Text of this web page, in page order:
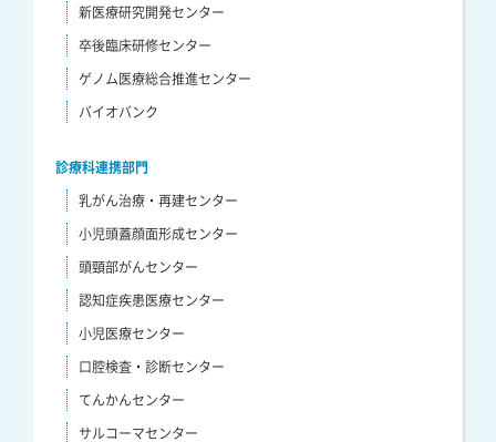
新医療研究開発センター
卒後臨床研修センター
ゲノム医療総合推進センター
バイオバンク
診療科連携部門
乳がん治療・再建センター
小児頭蓋顔面形成センター
頭頸部がんセンター
認知症疾患医療センター
小児医療センター
口腔検査・診断センター
てんかんセンター
サルコーマセンター